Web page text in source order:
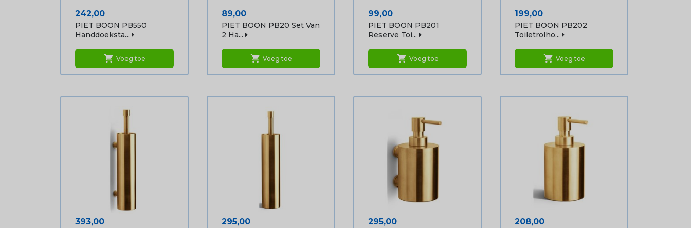
Prijs
242,00
PIET BOON PB550
Handdoeksta...
shopping_cart Voeg toe
Prijs
89,00
PIET BOON PB20 Set Van
2 Ha...
shopping_cart Voeg toe
Prijs
99,00
PIET BOON PB201
Reserve Toi...
shopping_cart Voeg toe
Prijs
199,00
PIET BOON PB202
Toiletrolho...
shopping_cart Voeg toe
Prijs
393,00 Prijs
295,00 Prijs
295,00 Prijs
208,00